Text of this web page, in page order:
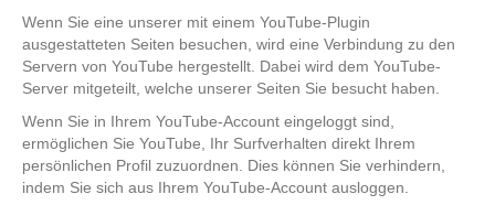
Wenn Sie eine unserer mit einem YouTube-Plugin
ausgestatteten Seiten besuchen, wird eine Verbindung zu den
Servern von YouTube hergestellt. Dabei wird dem YouTube-
Server mitgeteilt, welche unserer Seiten Sie besucht haben.
Wenn Sie in Ihrem YouTube-Account eingeloggt sind,
ermöglichen Sie YouTube, Ihr Surfverhalten direkt Ihrem
persönlichen Profil zuzuordnen. Dies können Sie verhindern,
indem Sie sich aus Ihrem YouTube-Account ausloggen.